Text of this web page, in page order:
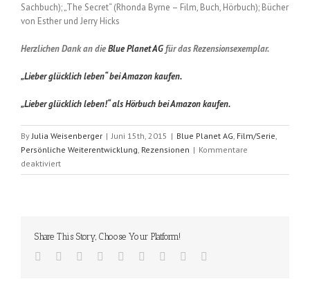
Sachbuch); „The Secret“ (Rhonda Byrne – Film, Buch, Hörbuch); Bücher
von Esther und Jerry Hicks
Herzlichen Dank an dieBlue Planet AGfür das Rezensionsexemplar.
„Lieber glücklich leben“ bei Amazon kaufen.
„Lieber glücklich leben!“ als Hörbuch bei Amazon kaufen.
By Julia Weisenberger | Juni 15th, 2015 | Blue Planet AG Film/Serie
Persönliche Weiterentwicklung Rezensionen | Kommentare
deaktiviertfür
Lieber
A.
und
Share This Story, Choose Your Platform!